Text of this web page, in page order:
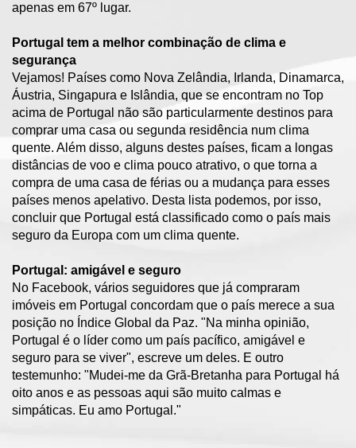
apenas em 67º lugar.
Portugal tem a melhor combinação de clima e
segurança
Vejamos! Países como Nova Zelândia, Irlanda, Dinamarca,
Áustria, Singapura e Islândia, que se encontram no Top
acima de Portugal não são particularmente destinos para
comprar uma casa ou segunda residência num clima
quente. Além disso, alguns destes países, ficam a longas
distâncias de voo e clima pouco atrativo, o que torna a
compra de uma casa de férias ou a mudança para esses
países menos apelativo. Desta lista podemos, por isso,
concluir que Portugal está classificado como o país mais
seguro da Europa com um clima quente.
Portugal: amigável e seguro
No Facebook, vários seguidores que já compraram
imóveis em Portugal concordam que o país merece a sua
posição no Índice Global da Paz. "Na minha opinião,
Portugal é o líder como um país pacífico, amigável e
seguro para se viver", escreve um deles. E outro
testemunho: "Mudei-me da Grã-Bretanha para Portugal há
oito anos e as pessoas aqui são muito calmas e
simpáticas. Eu amo Portugal."